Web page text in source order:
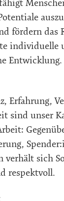
fördern das
individuelle
Entwicklung.
Erfahrung,
sind unser
verhält sich
respektvoll.